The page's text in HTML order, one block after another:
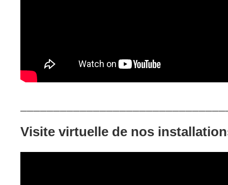
Visite virtuelle de nos